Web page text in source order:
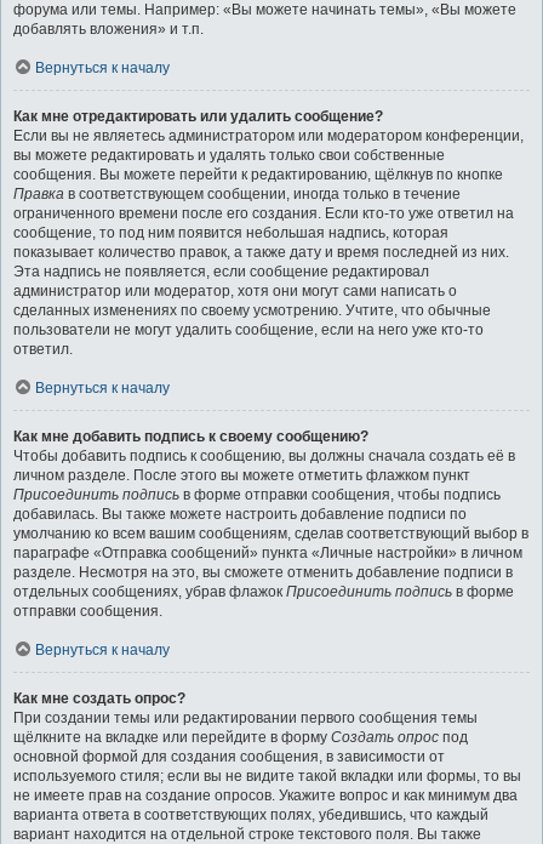
форума или темы. Например: «Вы можете начинать темы», «Вы можете
добавлять вложения» и т.п.
Вернуться к началу
Как мне отредактировать или удалить сообщение?
Если вы не являетесь администратором или модератором конференции,
вы можете редактировать и удалять только свои собственные
сообщения. Вы можете перейти к редактированию, щёлкнув по кнопке
Правка в соответствующем сообщении, иногда только в течение
ограниченного времени после его создания. Если кто-то уже ответил на
сообщение, то под ним появится небольшая надпись, которая
показывает количество правок, а также дату и время последней из них.
Эта надпись не появляется, если сообщение редактировал
администратор или модератор, хотя они могут сами написать о
сделанных изменениях по своему усмотрению. Учтите, что обычные
пользователи не могут удалить сообщение, если на него уже кто-то
ответил.
Вернуться к началу
Как мне добавить подпись к своему сообщению?
Чтобы добавить подпись к сообщению, вы должны сначала создать её в
личном разделе. После этого вы можете отметить флажком пункт
Присоединить подпись в форме отправки сообщения, чтобы подпись
добавилась. Вы также можете настроить добавление подписи по
умолчанию ко всем вашим сообщениям, сделав соответствующий выбор в
параграфе «Отправка сообщений» пункта «Личные настройки» в личном
разделе. Несмотря на это, вы сможете отменить добавление подписи в
отдельных сообщениях, убрав флажок Присоединить подпись в форме
отправки сообщения.
Вернуться к началу
Как мне создать опрос?
При создании темы или редактировании первого сообщения темы
щёлкните на вкладке или перейдите в форму Создать опрос под
основной формой для создания сообщения, в зависимости от
используемого стиля; если вы не видите такой вкладки или формы, то вы
не имеете прав на создание опросов. Укажите вопрос и как минимум два
варианта ответа в соответствующих полях, убедившись, что каждый
вариант находится на отдельной строке текстового поля. Вы также